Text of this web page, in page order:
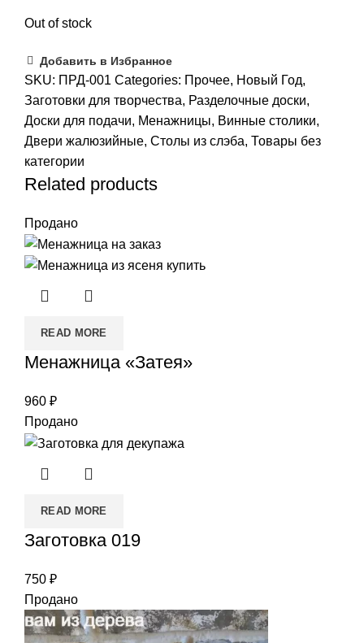
Out of stock
Добавить в Избранное
SKU: ПРД-001 Categories: Прочее, Новый Год,
Заготовки для творчества, Разделочные доски,
Доски для подачи, Менажницы, Винные столики,
Двери жалюзийные, Столы из слэба, Товары без
категории
Related products
Продано
READ MORE
Менажница «Затея»
960 ₽
Продано
READ MORE
Заготовка 019
750 ₽
Продано